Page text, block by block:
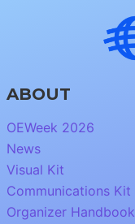
ABOUT
OEWeek 2026
News
Visual Kit
Communications Kit
Organizer Handbook